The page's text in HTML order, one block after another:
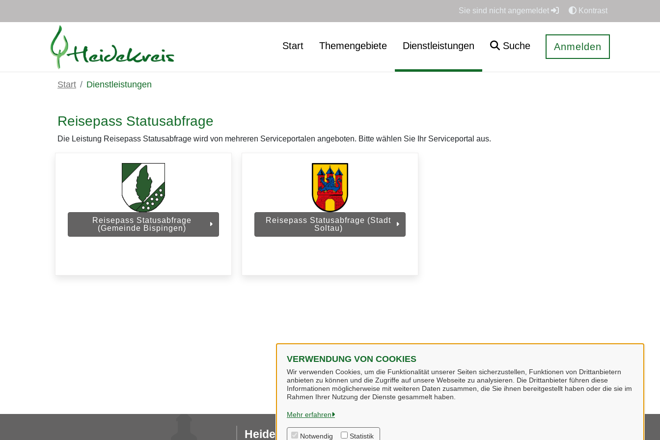
VERWENDUNG VON COOKIES
Wir verwenden Cookies, um die Funktionalität unserer Seiten sicherzustellen, Funktionen von Drittanbietern
anbieten zu können und die Zugriffe auf unsere Webseite zu analysieren. Die Drittanbieter führen diese
Informationen möglicherweise mit weiteren Daten zusammen, die Sie ihnen bereitgestellt haben oder die sie im
Rahmen Ihrer Nutzung der Dienste gesammelt haben.
Mehr erfahren
Notwendig Statistik
Sie sind nicht angemeldet Kontrast
Start Themengebiete Dienstleistungen Suche Anmelden
Start Dienstleistungen
Reisepass Statusabfrage
Die Leistung Reisepass Statusabfrage wird von mehreren Serviceportalen angeboten. Bitte wählen Sie Ihr Serviceportal aus.
Reisepass Statusabfrage
(Gemeinde Bispingen)
Reisepass Statusabfrage (Stadt
Soltau)
Heidekreis